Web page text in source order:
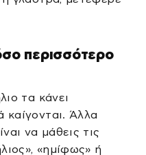
περισσότερο
τα κάνει
καίγονται. Άλλα
να μάθεις τις
«ημίφως» ή